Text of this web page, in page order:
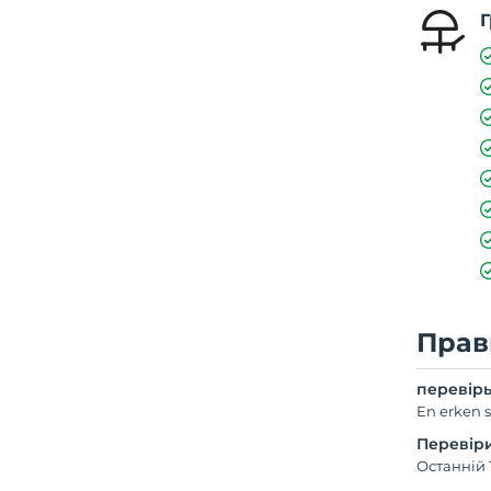
En erken
Останній